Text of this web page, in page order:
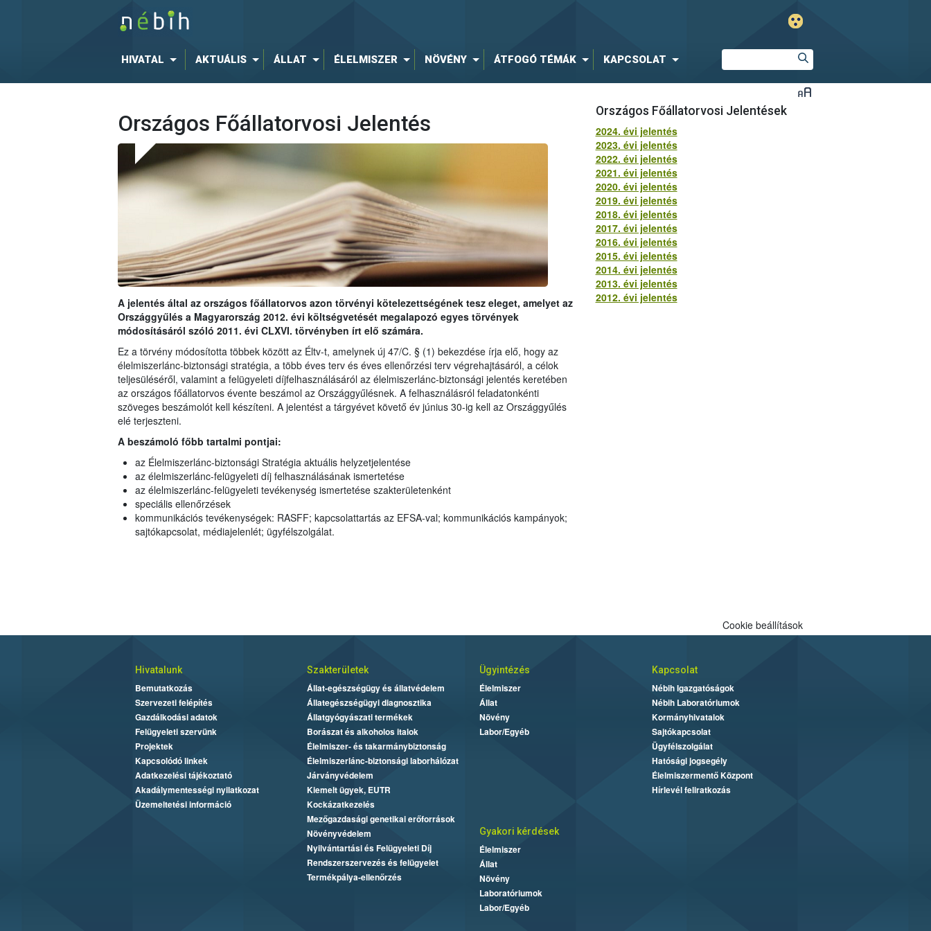
HIVATAL AKTUÁLIS ÁLLAT ÉLELMISZER NÖVÉNY ÁTFOGÓ TÉMÁK KAPCSOLAT
Országos Főállatorvosi Jelentés
A jelentés által az országos főállatorvos azon törvényi kötelezettségének tesz eleget, amelyet az
Országgyűlés a Magyarország 2012. évi költségvetését megalapozó egyes törvények
módosításáról szóló 2011. évi CLXVI. törvényben írt elő számára.
Ez a törvény módosította többek között az Éltv-t, amelynek új 47/C. § (1) bekezdése írja elő, hogy az
élelmiszerlánc-biztonsági stratégia, a több éves terv és éves ellenőrzési terv végrehajtásáról, a célok
teljesüléséről, valamint a felügyeleti díjfelhasználásáról az élelmiszerlánc-biztonsági jelentés keretében
az országos főállatorvos évente beszámol az Országgyűlésnek. A felhasználásról feladatonkénti
szöveges beszámolót kell készíteni. A jelentést a tárgyévet követő év június 30-ig kell az Országgyűlés
elé terjeszteni.
A beszámoló főbb tartalmi pontjai:
az Élelmiszerlánc-biztonsági Stratégia aktuális helyzetjelentése
az élelmiszerlánc-felügyeleti díj felhasználásának ismertetése
az élelmiszerlánc-felügyeleti tevékenység ismertetése szakterületenként
speciális ellenőrzések
kommunikációs tevékenységek: RASFF; kapcsolattartás az EFSA-val; kommunikációs kampányok;
sajtókapcsolat, médiajelenlét; ügyfélszolgálat.
Országos Főállatorvosi Jelentések
2024. évi jelentés
2023. évi jelentés
2022. évi jelentés
2021. évi jelentés
2020. évi jelentés
2019. évi jelentés
2018. évi jelentés
2017. évi jelentés
2016. évi jelentés
2015. évi jelentés
2014. évi jelentés
2013. évi jelentés
2012. évi jelentés
Cookie beállítások
Hivatalunk
Bemutatkozás
Szervezeti felépítés
Gazdálkodási adatok
Felügyeleti szervünk
Projektek
Kapcsolódó linkek
Adatkezelési tájékoztató
Akadálymentességi nyilatkozat
Üzemeltetési információ
Szakterületek
Állat-egészségügy és állatvédelem
Állategészségügyi diagnosztika
Állatgyógyászati termékek
Borászat és alkoholos italok
Élelmiszer- és takarmánybiztonság
Élelmiszerlánc-biztonsági laborhálózat
Járványvédelem
Kiemelt ügyek, EUTR
Kockázatkezelés
Mezőgazdasági genetikai erőforrások
Növényvédelem
Nyilvántartási és Felügyeleti Díj
Rendszerszervezés és felügyelet
Termékpálya-ellenőrzés
Ügyintézés
Élelmiszer
Állat
Növény
Labor/Egyéb
Kapcsolat
Nébih Igazgatóságok
Nébih Laboratóriumok
Kormányhivatalok
Sajtókapcsolat
Ügyfélszolgálat
Hatósági jogsegély
Élelmiszermentő Központ
Hírlevél feliratkozás
Gyakori kérdések
Élelmiszer
Állat
Növény
Laboratóriumok
Labor/Egyéb